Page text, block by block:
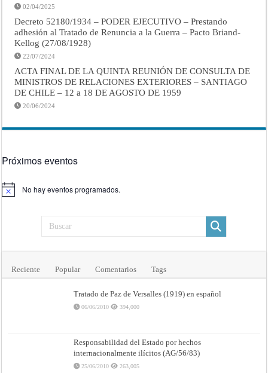
02/04/2025
Decreto 52180/1934 – PODER EJECUTIVO – Prestando
adhesión al Tratado de Renuncia a la Guerra – Pacto Briand-
Kellog (27/08/1928)
22/07/2024
ACTA FINAL DE LA QUINTA REUNIÓN DE CONSULTA DE
MINISTROS DE RELACIONES EXTERIORES – SANTIAGO
DE CHILE – 12 a 18 DE AGOSTO DE 1959
20/06/2024
Próximos eventos
Aviso No hay eventos programados.
Reciente Popular Comentarios Tags
Tratado de Paz de Versalles (1919) en español
06/06/2010 394,000
Responsabilidad del Estado por hechos
internacionalmente ilícitos (AG/56/83)
25/06/2010 263,005